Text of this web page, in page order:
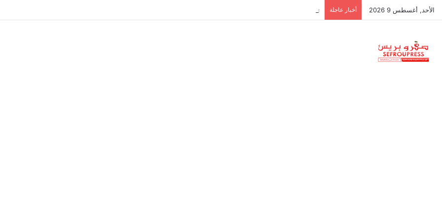
الأحد, أغسطس 9 2026 أخبار عاجلة تنسيقية الموظفين والأجراء تدعو للاحتجاج أمام البرلمان ضد تكاليف «التوقيت الميسر»